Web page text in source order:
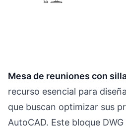
Mesa de reuniones con
recurso esencial para
que buscan optimizar sus
AutoCAD. Este bloque